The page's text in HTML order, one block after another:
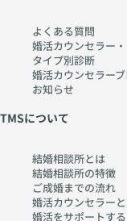
よくある質問
婚活カウンセラー・
タイプ別診断
婚活カウンセラー
お知らせ
TMSについて
結婚相談所とは
結婚相談所の特徴
ご成婚までの流れ
婚活カウンセラー
婚活をサポートする